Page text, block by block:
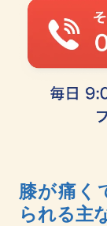
膝が痛く
られる主